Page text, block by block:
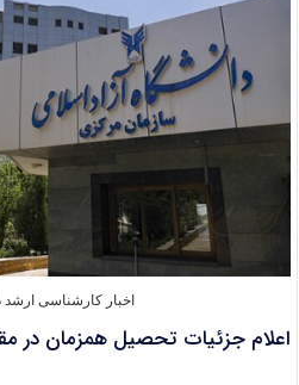
دانشگاه
آزاد
اخبار کارشناسی ارشد
اعلام جزئیات تحصیل همزمان در